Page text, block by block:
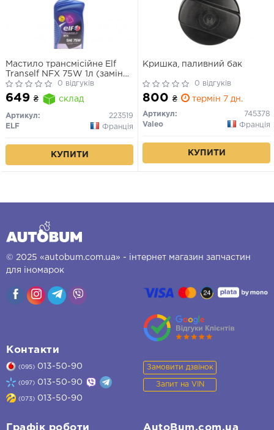
Мастило трансмісійне Elf
Tranself NFX 75W 1л (заміняє
NFJ та NFP 75W-80) (для
коробок МКПП - Sx, Jxx, TLx,
NDx, NDk1, Pxx, DBx.)
0 відгуків
649 ₴ склад
Артикул:
223519
ELF
Франція
КУПИТИ
Кришка, паливний бак
0 відгуків
800 ₴ термін 7 дн.
Артикул:
745378
Valeo
Франція
КУПИТИ
© 2025 «autobum.com.ua» - інтернет магазин запчастин
для іномарок
Контакти
(095) 013-50-90
(097) 013-50-90
(073) 013-50-90
Замовити дзвінок
Запит на VIN
Графік роботи AutoBum.com.ua